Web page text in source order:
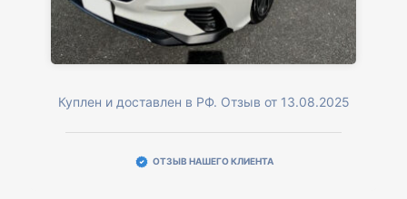
Куплен и доставлен в РФ. Отзыв от 13.08.2025
ОТЗЫВ НАШЕГО КЛИЕНТА